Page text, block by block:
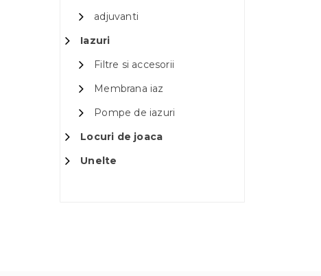
adjuvanti
Iazuri
Filtre si accesorii
Membrana iaz
Pompe de iazuri
Locuri de joaca
Unelte